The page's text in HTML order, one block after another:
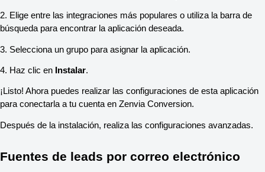
2. Elige entre las integraciones más populares o utiliza la barra de
búsqueda para encontrar la aplicación deseada.
3. Selecciona un grupo para asignar la aplicación.
4. Haz clic en Instalar.
¡Listo! Ahora puedes realizar las configuraciones de esta aplicación
para conectarla a tu cuenta en Zenvia Conversion.
Después de la instalación, realiza las configuraciones avanzadas.
Fuentes de leads por correo electrónico